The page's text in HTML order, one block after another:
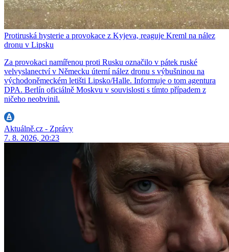
Protiruská hysterie a provokace z Kyjeva, reaguje Kreml na nález
dronu v Lipsku
Za provokaci namířenou proti Rusku označilo v pátek ruské
velvyslanectví v Německu úterní nález dronu s výbušninou na
východoněmeckém letišti Lipsko/Halle. Informuje o tom agentura
DPA. Berlín oficiálně Moskvu v souvislosti s tímto případem z
ničeho neobvinil.
Aktuálně.cz - Zprávy
7. 8. 2026, 20:23